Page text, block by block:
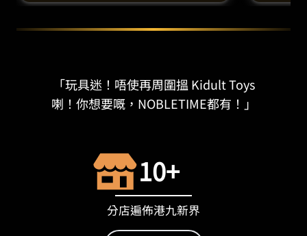
「玩具迷！唔使再周圍搵 Kidult Toys
喇！你想要嘅，NOBLETIME都有！」
10+
分店遍佈港九新界